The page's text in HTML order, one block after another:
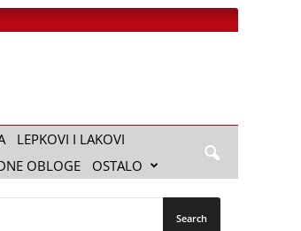
LEPKOVI I LAKOVI
OBLOGE OSTALO